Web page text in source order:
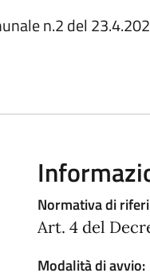
n.2 del
Normativa di
Art. 4 del
Modalità di avvio: